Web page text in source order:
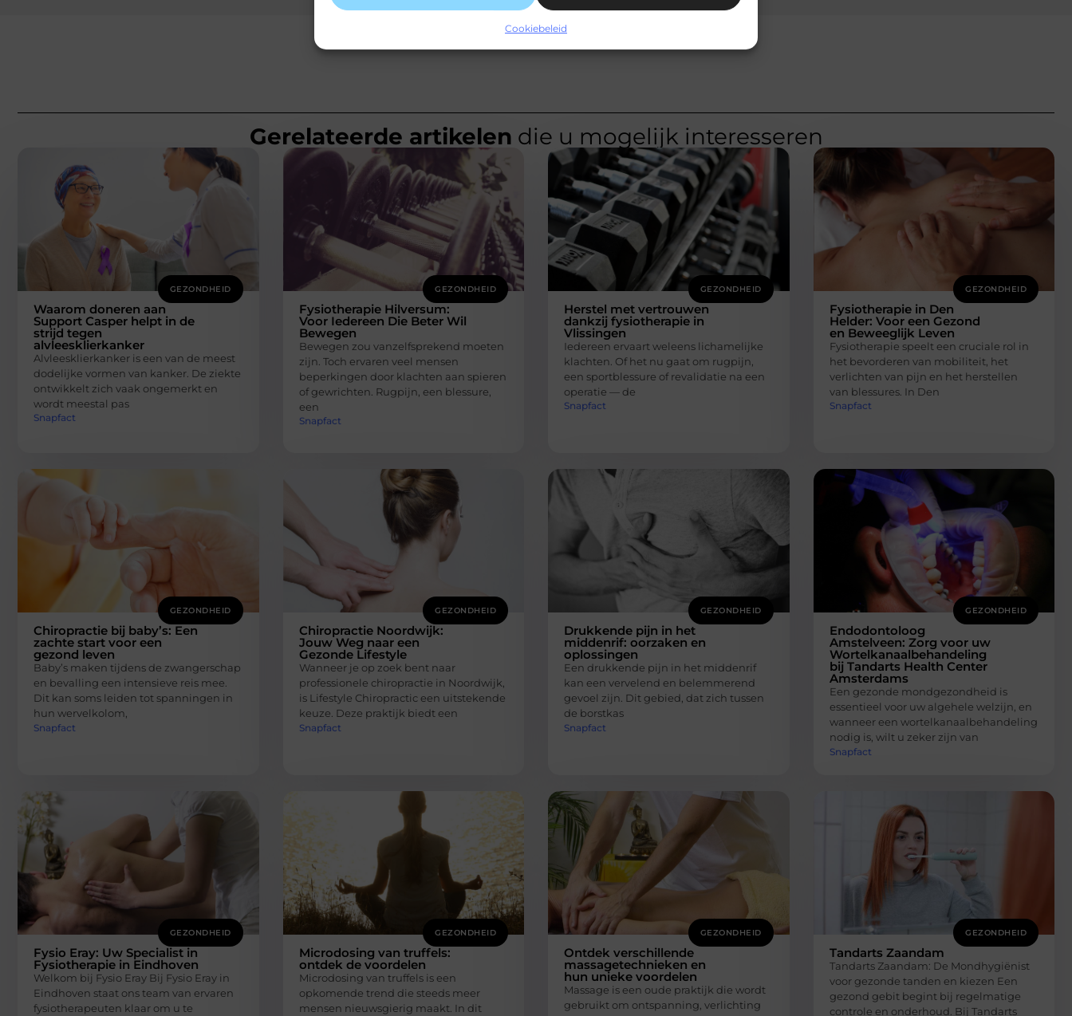
Cookiebeleid
Gerelateerde artikelen die u mogelijk interesseren
GEZONDHEID
Waarom doneren aan
Support Casper helpt in de
strijd tegen
alvleesklierkanker
Alvleesklierkanker is een van de meest
dodelijke vormen van kanker. De ziekte
ontwikkelt zich vaak ongemerkt en
wordt meestal pas
Snapfact
GEZONDHEID
Fysiotherapie Hilversum:
Voor Iedereen Die Beter Wil
Bewegen
Bewegen zou vanzelfsprekend moeten
zijn. Toch ervaren veel mensen
beperkingen door klachten aan spieren
of gewrichten. Rugpijn, een blessure,
een
Snapfact
GEZONDHEID
Herstel met vertrouwen
dankzij fysiotherapie in
Vlissingen
Iedereen ervaart weleens lichamelijke
klachten. Of het nu gaat om rugpijn,
een sportblessure of revalidatie na een
operatie — de
Snapfact
GEZONDHEID
Fysiotherapie in Den
Helder: Voor een Gezond
en Beweeglijk Leven
Fysiotherapie speelt een cruciale rol in
het bevorderen van mobiliteit, het
verlichten van pijn en het herstellen
van blessures. In Den
Snapfact
GEZONDHEID
Chiropractie bij baby’s: Een
zachte start voor een
gezond leven
Baby’s maken tijdens de zwangerschap
en bevalling een intensieve reis mee.
Dit kan soms leiden tot spanningen in
hun wervelkolom,
Snapfact
GEZONDHEID
Chiropractie Noordwijk:
Jouw Weg naar een
Gezonde Lifestyle
Wanneer je op zoek bent naar
professionele chiropractie in Noordwijk,
is Lifestyle Chiropractic een uitstekende
keuze. Deze praktijk biedt een
Snapfact
GEZONDHEID
Drukkende pijn in het
middenrif: oorzaken en
oplossingen
Een drukkende pijn in het middenrif
kan een vervelend en belemmerend
gevoel zijn. Dit gebied, dat zich tussen
de borstkas
Snapfact
GEZONDHEID
Endodontoloog
Amstelveen: Zorg voor uw
Wortelkanaalbehandeling
bij Tandarts Health Center
Amsterdams
Een gezonde mondgezondheid is
essentieel voor uw algehele welzijn, en
wanneer een wortelkanaalbehandeling
nodig is, wilt u zeker zijn van
Snapfact
GEZONDHEID
Fysio Eray: Uw Specialist in
Fysiotherapie in Eindhoven
Welkom bij Fysio Eray Bij Fysio Eray in
Eindhoven staat ons team van ervaren
fysiotherapeuten klaar om u te
GEZONDHEID
Microdosing van truffels:
ontdek de voordelen
Microdosing van truffels is een
opkomende trend die steeds meer
mensen nieuwsgierig maakt. In dit
GEZONDHEID
Ontdek verschillende
massagetechnieken en
hun unieke voordelen
Massage is een oude praktijk die wordt
gebruikt om ontspanning, verlichting
GEZONDHEID
Tandarts Zaandam
Tandarts Zaandam: De Mondhygiënist
voor gezonde tanden en kiezen Een
gezond gebit begint bij regelmatige
controle en onderhoud. Bij Tandarts